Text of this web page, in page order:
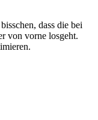
dass die bei
von vorne losgeht.